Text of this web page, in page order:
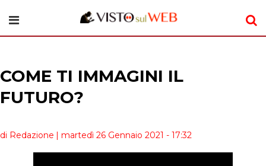
COME TI IMMAGINI IL
FUTURO?
di Redazione | martedì 26 Gennaio 2021 - 17:32